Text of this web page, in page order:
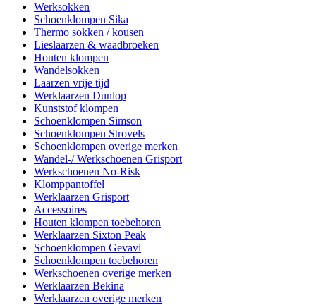
Werksokken
Schoenklompen Sika
Thermo sokken / kousen
Lieslaarzen & waadbroeken
Houten klompen
Wandelsokken
Laarzen vrije tijd
Werklaarzen Dunlop
Kunststof klompen
Schoenklompen Simson
Schoenklompen Strovels
Schoenklompen overige merken
Wandel-/ Werkschoenen Grisport
Werkschoenen No-Risk
Klomppantoffel
Werklaarzen Grisport
Accessoires
Houten klompen toebehoren
Werklaarzen Sixton Peak
Schoenklompen Gevavi
Schoenklompen toebehoren
Werkschoenen overige merken
Werklaarzen Bekina
Werklaarzen overige merken